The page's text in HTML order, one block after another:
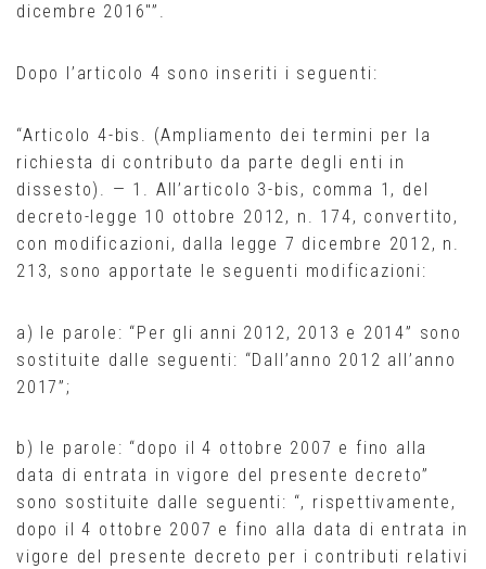
dicembre 2016″”.
Dopo l’articolo 4 sono inseriti i seguenti:
“Articolo 4-bis. (Ampliamento dei termini per la
richiesta di contributo da parte degli enti in
dissesto). — 1. All’articolo 3-bis, comma 1, del
decreto-legge 10 ottobre 2012, n. 174, convertito,
con modificazioni, dalla legge 7 dicembre 2012, n.
213, sono apportate le seguenti modificazioni:
a) le parole: “Per gli anni 2012, 2013 e 2014” sono
sostituite dalle seguenti: “Dall’anno 2012 all’anno
2017”;
b) le parole: “dopo il 4 ottobre 2007 e fino alla
data di entrata in vigore del presente decreto”
sono sostituite dalle seguenti: “, rispettivamente,
dopo il 4 ottobre 2007 e fino alla data di entrata in
vigore del presente decreto per i contributi relativi